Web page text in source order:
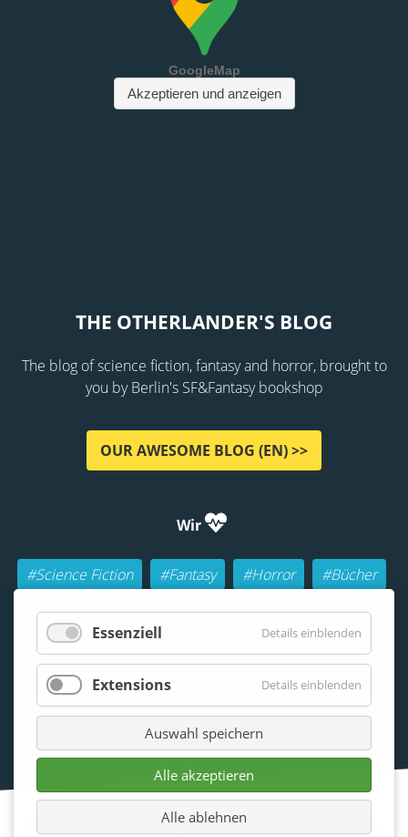
THE OTHERLANDER'S BLOG
The blog of science fiction, fantasy and horror, brought to
you by Berlin's SF&Fantasy bookshop
OUR AWESOME BLOG (EN) >>
Wir
#Science Fiction #Fantasy #Horror
#Bücher
#Autoren
#Buch-Geeks
#Rollenspiele (RPGs)
©2026. All rights reserved | Otherland Berlin - Die erste Adresse für
Essenziell Details einblenden
Extensions Details einblenden
Auswahl speichern
Alle akzeptieren
Alle ablehnen